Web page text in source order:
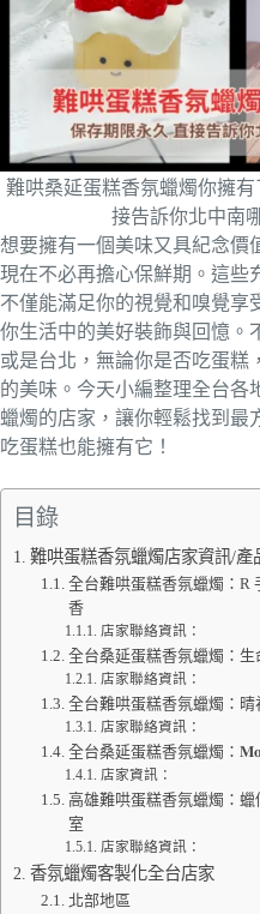
難哄桑延蛋糕香氛蠟燭你擁
接告訴你北中南
想要擁有一個美味又具紀念價
現在不必再擔心保鮮期。這些
不僅能滿足你的視覺和嗅覺享
你生活中的美好裝飾與回憶。
或是台北，無論你是否吃蛋糕
的美味。今天小編整理全台各
蠟燭的店家，讓你輕鬆找到最
吃蛋糕也能擁有它！
目錄
難哄蛋糕香氛蠟燭店家資訊/產
全台難哄蛋糕香氛蠟燭：R
香
店家聯絡資訊：
全台桑延蛋糕香氛蠟燭：生
店家聯絡資訊：
全台難哄蛋糕香氛蠟燭：晴
店家聯絡資訊：
全台桑延蛋糕香氛蠟燭：
店家資訊：
高雄難哄蛋糕香氛蠟燭：
室
店家聯絡資訊：
香氛蠟燭客製化全台店家
北部地區